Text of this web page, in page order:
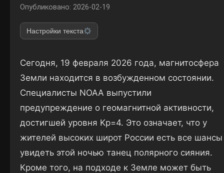
Опубликовано: 2026-02-19
Настройки текста
Сегодня, 19 февраля 2026 года, магнитосфера
Земли находится в возбужденном состоянии.
Специалисты NOAA выпустили
предупреждение о геомагнитной активности,
достигшей уровня Kp=4. Это означает, что у
жителей высоких широт России есть все шансы
увидеть этой ночью танец полярного сияния.
Кроме того, на подходе к Земле может быть